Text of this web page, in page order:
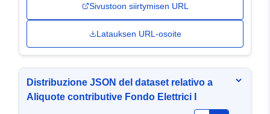
Sivustoon siirtymisen URL
Latauksen URL-osoite
Distribuzione JSON del dataset relativo a
Aliquote contributive Fondo Elettrici I